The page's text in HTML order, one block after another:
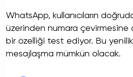
WhatsApp, kullanıcıların
üzerinden numara çevirmesine
bir özelliği test ediyor. Bu
mesajlaşma mümkün olacak.